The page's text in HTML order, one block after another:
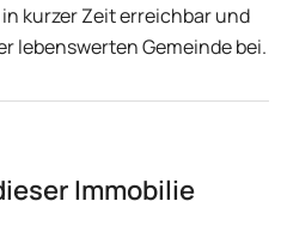
kurzer Zeit erreichbar und
lebenswerten Gemeinde bei.
Immobilie